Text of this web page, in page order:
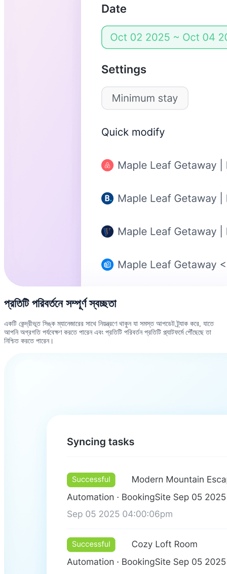
প্রতিটি পরিবর্তনে সম্পূর্ণ স্বচ্ছতা
একটি কেন্দ্রীভূত সিঙ্ক ম্যানেজারের সাথে নিয়ন্ত্রণে থাকুন যা সমস্ত আপডেট ট্র্যাক করে, যাতে
আপনি অগ্রগতি পর্যবেক্ষণ করতে পারেন এবং প্রতিটি পরিবর্তন প্রতিটি প্ল্যাটফর্মে পৌঁছেছে তা
নিশ্চিত করতে পারেন।